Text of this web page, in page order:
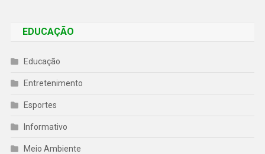
EDUCAÇÃO
Educação
Entretenimento
Esportes
Informativo
Meio Ambiente